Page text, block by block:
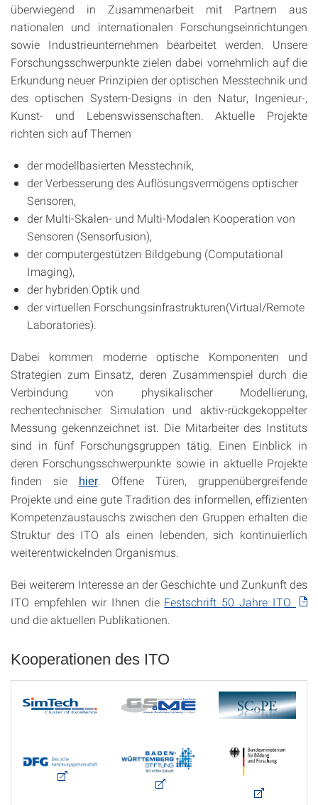
überwiegend in Zusammenarbeit mit Partnern aus
nationalen und internationalen Forschungseinrichtungen
sowie Industrieunternehmen bearbeitet werden. Unsere
Forschungsschwerpunkte zielen dabei vornehmlich auf die
Erkundung neuer Prinzipien der optischen Messtechnik und
des optischen System-Designs in den Natur, Ingenieur-,
Kunst- und Lebenswissenschaften. Aktuelle Projekte
richten sich auf Themen
der modellbasierten Messtechnik,
der Verbesserung des Auflösungsvermögens optischer
Sensoren,
der Multi-Skalen- und Multi-Modalen Kooperation von
Sensoren (Sensorfusion),
der computergestützen Bildgebung (Computational
Imaging),
der hybriden Optik und
der virtuellen Forschungsinfrastrukturen(Virtual/Remote
Laboratories).
Dabei kommen moderne optische Komponenten und
Strategien zum Einsatz, deren Zusammenspiel durch die
Verbindung von physikalischer Modellierung,
rechentechnischer Simulation und aktiv-rückgekoppelter
Messung gekennzeichnet ist. Die Mitarbeiter des Instituts
sind in fünf Forschungsgruppen tätig. Einen Einblick in
deren Forschungsschwerpunkte sowie in aktuelle Projekte
finden sie
hier. Offene Türen, gruppenübergreifende
Projekte und eine gute Tradition des informellen, effizienten
Kompetenzaustauschs zwischen den Gruppen erhalten die
Struktur des ITO als einen lebenden, sich kontinuierlich
weiterentwickelnden Organismus.
Bei weiterem Interesse an der Geschichte und Zunkunft des
ITO empfehlen wir Ihnen die Festschrift 50 Jahre ITO
und die aktuellen Publikationen.
Kooperationen des ITO